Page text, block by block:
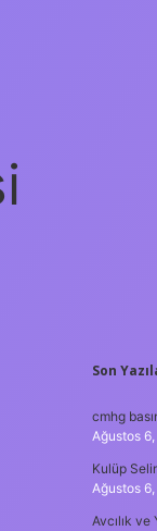
Son
cmhg
Ağustos
Kulüp
Ağustos
Avcılık